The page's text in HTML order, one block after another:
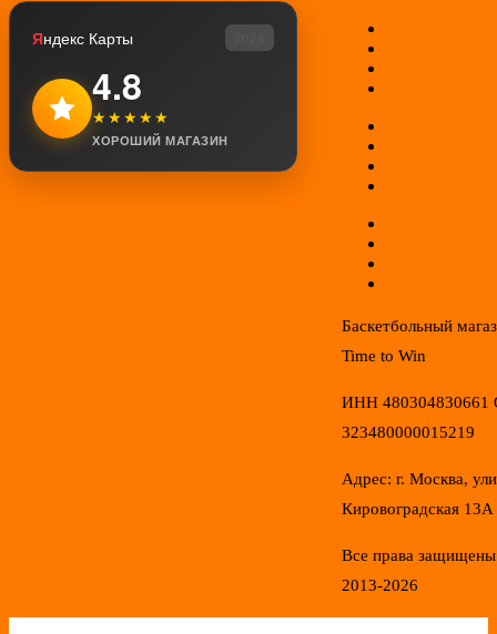
Яндекс Карты
4.8
★★★★★
ХОРОШИЙ МАГАЗИН
Баскетбольный
Time to Win
ИНН 480304830661
323480000015219
Адрес: г. Москва,
Кировоградская 13А
Все права
2013-2026